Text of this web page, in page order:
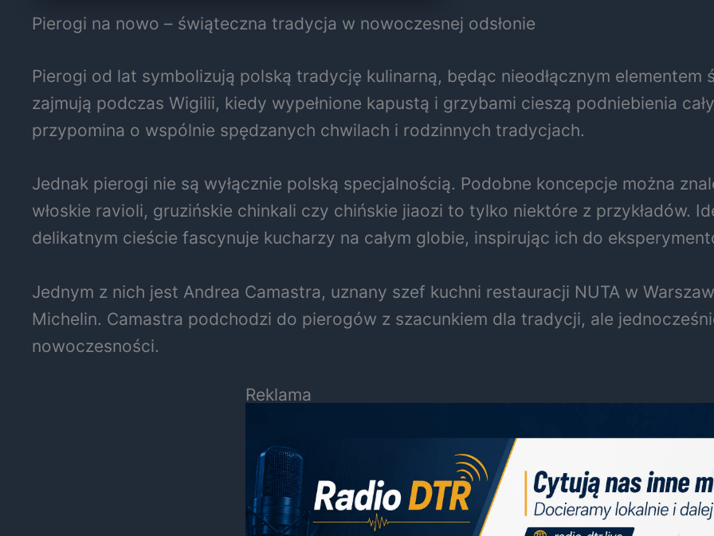
Pierogi na nowo – świąteczna tradycja w nowoczesnej odsłonie
Pierogi od lat symbolizują polską tradycję kulinarną, będąc nieodłącznym elementem
zajmują podczas Wigilii, kiedy wypełnione kapustą i grzybami cieszą podniebienia
przypomina o wspólnie spędzanych chwilach i rodzinnych tradycjach.
Jednak pierogi nie są wyłącznie polską specjalnością. Podobne koncepcje można
włoskie ravioli, gruzińskie chinkali czy chińskie jiaozi to tylko niektóre z przykładów.
delikatnym cieście fascynuje kucharzy na całym globie, inspirując ich do
Jednym z nich jest Andrea Camastra, uznany szef kuchni restauracji NUTA w
Michelin. Camastra podchodzi do pierogów z szacunkiem dla tradycji, ale
nowoczesności.
Reklama